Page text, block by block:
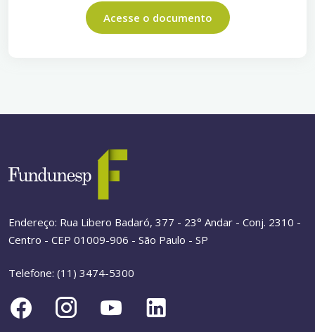
Acesse o documento
Endereço: Rua Libero Badaró, 377 - 23° Andar - Conj. 2310 -
Centro - CEP 01009-906 - São Paulo - SP
Telefone: (11) 3474-5300